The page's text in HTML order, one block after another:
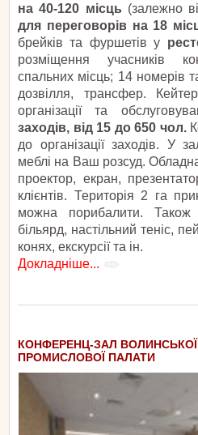
на 40-120 місць (залежно
для переговорів на 18
брейків та фуршетів у
розміщення учасників
спальних місць; 14 номерів
дозвілля, трансфер.
організації та
заходів, від 15 до 650 чол.
до організації заходів. У
меблі на Ваш розсуд.
проектор, екран,
клієнтів. Територія 2 га
можна порибалити.
більярд, настільний теніс,
конях, екскурсії та ін.
Докладніше...
КОНФЕРЕНЦ-ЗАЛ
ПРОМИСЛОВОЇ ПАЛАТИ